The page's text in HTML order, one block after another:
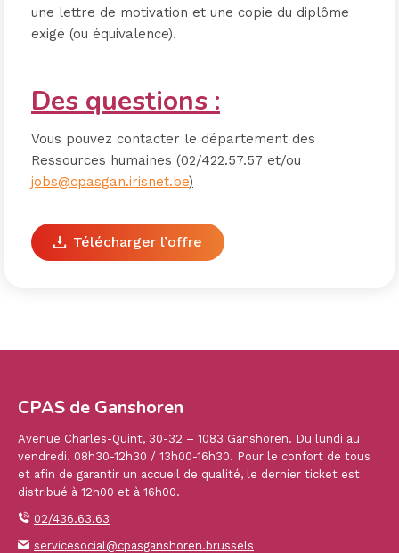
une lettre de motivation et une copie du diplôme
exigé (ou équivalence).
Des questions :
Vous pouvez contacter le département des
Ressources humaines (02/422.57.57 et/ou
jobs@cpasgan.irisnet.be)
Télécharger l’offre
CPAS de Ganshoren
Avenue Charles-Quint, 30-32 – 1083 Ganshoren. Du lundi au
vendredi. 08h30-12h30 / 13h00-16h30. Pour le confort de tous
et afin de garantir un accueil de qualité, le dernier ticket est
distribué à 12h00 et à 16h00.
02/436.63.63
servicesocial@cpasganshoren.brussels